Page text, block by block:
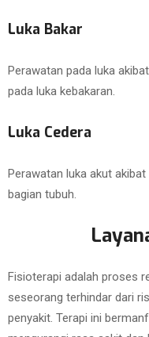
Luka Bakar
Perawatan pada luka
pada luka kebakaran.
Luka Cedera
Perawatan luka akut
bagian tubuh.
Fisioterapi adalah proses
seseorang terhindar dari
penyakit. Terapi ini